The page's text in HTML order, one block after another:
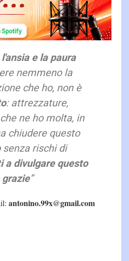
l'ansia e la paura
nemmeno la
che ho, non è
: attrezzature,
ne ho molta, in
chiudere questo
rischi di
a divulgare questo
”
antonino.99x@gmail.com